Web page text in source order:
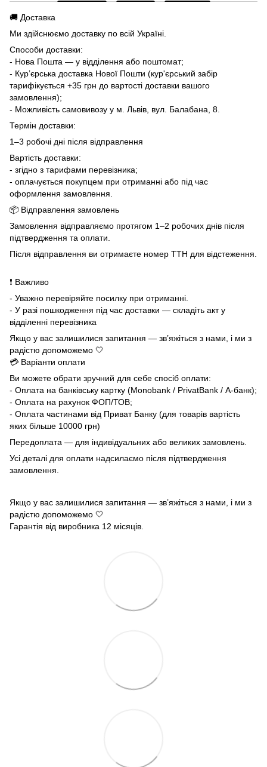
🚚 Доставка
Ми здійснюємо доставку по всій Україні.
Способи доставки:
- Нова Пошта — у відділення або поштомат;
- Кур’єрська доставка Нової Пошти (кур'єрський забір
тарифікується +35 грн до вартості доставки вашого
замовлення);
- Можливість самовивозу у м. Львів, вул. Балабана, 8.
Термін доставки:
1–3 робочі дні після відправлення
Вартість доставки:
- згідно з тарифами перевізника;
- оплачується покупцем при отриманні або під час
оформлення замовлення.
📦 Відправлення замовлень
Замовлення відправляємо протягом 1–2 робочих днів після
підтвердження та оплати.
Після відправлення ви отримаєте номер ТТН для відстеження.
❗ Важливо
- Уважно перевіряйте посилку при отриманні.
- У разі пошкодження під час доставки — складіть акт у
відділенні перевізника
Якщо у вас залишилися запитання — зв’яжіться з нами, і ми з
радістю допоможемо 🤍
💳 Варіанти оплати
Ви можете обрати зручний для себе спосіб оплати:
- Оплата на банківську картку (Monobank / PrivatBank / А-банк);
- Оплата на рахунок ФОП/ТОВ;
- Оплата частинами від Приват Банку (для товарів вартість
яких більше 10000 грн)
Передоплата — для індивідуальних або великих замовлень.
Усі деталі для оплати надсилаємо після підтвердження
замовлення.
Якщо у вас залишилися запитання — зв’яжіться з нами, і ми з
радістю допоможемо 🤍
Гарантія від виробника 12 місяців.